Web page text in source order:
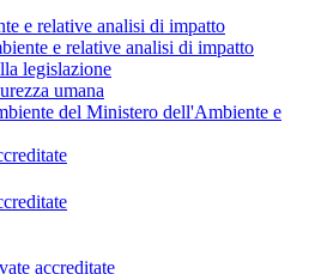
e relative analisi di impatto
e relative analisi di impatto
legislazione
umana
del Ministero dell'Ambiente e
accreditate